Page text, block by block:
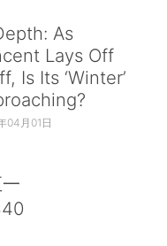
As
Lays Off
Is Its ‘Winter’
04月01日